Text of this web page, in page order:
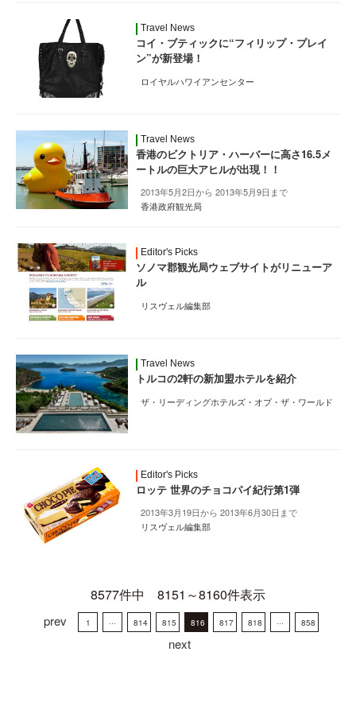
Travel News
コイ・ブティックに“フィリップ・プレイ
ン”が新登場！
ロイヤルハワイアンセンター
Travel News
香港のビクトリア・ハーバーに高さ16.5メ
ートルの巨大アヒルが出現！！
2013年5月2日から 2013年5月9日まで
香港政府観光局
Editor's Picks
ソノマ郡観光局ウェブサイトがリニューア
ル
リスヴェル編集部
Travel News
トルコの2軒の新加盟ホテルを紹介
ザ・リーディングホテルズ・オブ・ザ・ワールド
Editor's Picks
ロッテ 世界のチョコパイ紀行第1弾
2013年3月19日から 2013年6月30日まで
リスヴェル編集部
8577件中 8151～8160件表示
prev 1 ··· 814 815 816 817 818 ··· 858
next